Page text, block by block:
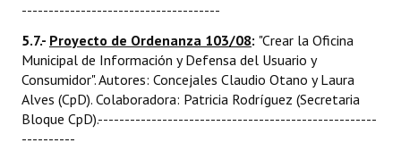
-------------------------------------
5.7.- Proyecto de Ordenanza 103/08: "Crear la Oficina
Municipal de Información y Defensa del Usuario y
Consumidor". Autores: Concejales Claudio Otano y Laura
Alves (CpD). Colaboradora: Patricia Rodríguez (Secretaria
Bloque CpD).----------------------------------------------------
----------